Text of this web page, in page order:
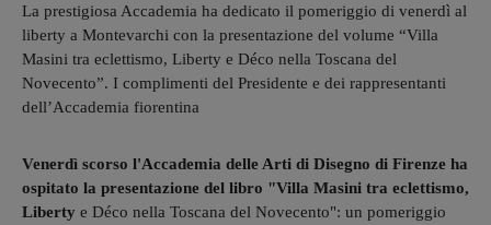
La prestigiosa Accademia ha dedicato il pomeriggio di venerdì al
liberty a Montevarchi con la presentazione del volume “Villa
Masini tra eclettismo, Liberty e Déco nella Toscana del
Novecento”. I complimenti del Presidente e dei rappresentanti
dell’Accademia fiorentina
Venerdì scorso l'Accademia delle Arti di Disegno di Firenze ha
ospitato la presentazione del libro "Villa Masini tra eclettismo,
Liberty e Déco nella Toscana del Novecento": un pomeriggio